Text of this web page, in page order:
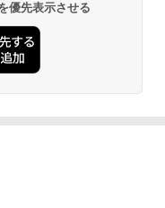
優先表示させる